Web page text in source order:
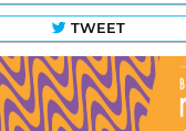
TWEET